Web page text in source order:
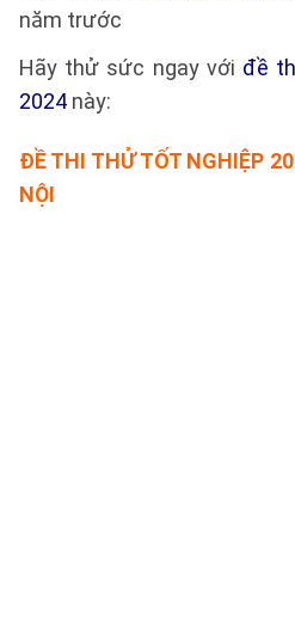
năm trước
Hãy thử sức ngay với đề
2024 này:
ĐỀ THI THỬ TỐT NGHIỆP
NỘI